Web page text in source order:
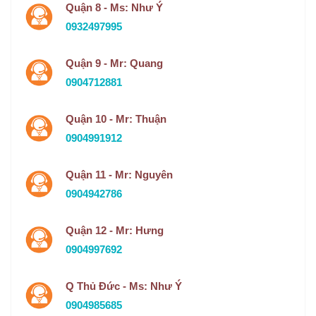
Quận 8 - Ms: Như Ý
0932497995
Quận 9 - Mr: Quang
0904712881
Quận 10 - Mr: Thuận
0904991912
Quận 11 - Mr: Nguyên
0904942786
Quận 12 - Mr: Hưng
0904997692
Q Thủ Đức - Ms: Như Ý
0904985685